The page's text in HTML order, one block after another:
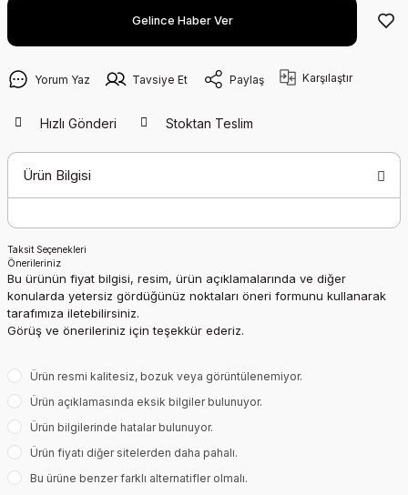
Gelince Haber Ver
Yorum Yaz Tavsiye Et Paylaş Karşılaştır
Hızlı Gönderi Stoktan Teslim
Ürün Bilgisi
Taksit Seçenekleri
Önerileriniz
Bu ürünün fiyat bilgisi, resim, ürün açıklamalarında ve diğer
konularda yetersiz gördüğünüz noktaları öneri formunu kullanarak
tarafımıza iletebilirsiniz.
Görüş ve önerileriniz için teşekkür ederiz.
Ürün resmi kalitesiz, bozuk veya görüntülenemiyor.
Ürün açıklamasında eksik bilgiler bulunuyor.
Ürün bilgilerinde hatalar bulunuyor.
Ürün fiyatı diğer sitelerden daha pahalı.
Bu ürüne benzer farklı alternatifler olmalı.